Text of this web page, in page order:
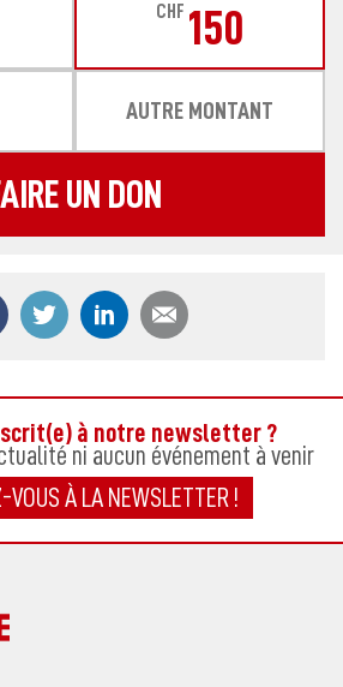
CHF 150
AUTRE MONTANT
UN DON
Partager ce contenu sur Facebook
Partager ce contenu sur Twitter
Partager ce contenu
à notre newsletter ?
ni aucun événement à venir
VOUS À LA NEWSLETTER !